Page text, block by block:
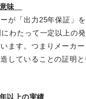
味
が「出力25年保証」
わたって一定以上の
ます。つまりメーカ
していることの証明と
以上の実績